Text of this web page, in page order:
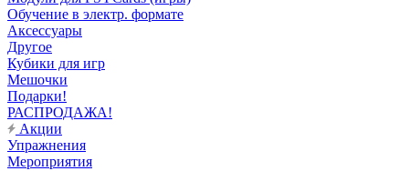
Обучение в электр. формате
Аксессуары
Другое
Кубики для игр
Мешочки
Подарки!
РАСПРОДАЖА!
Акции
Упражнения
Мероприятия